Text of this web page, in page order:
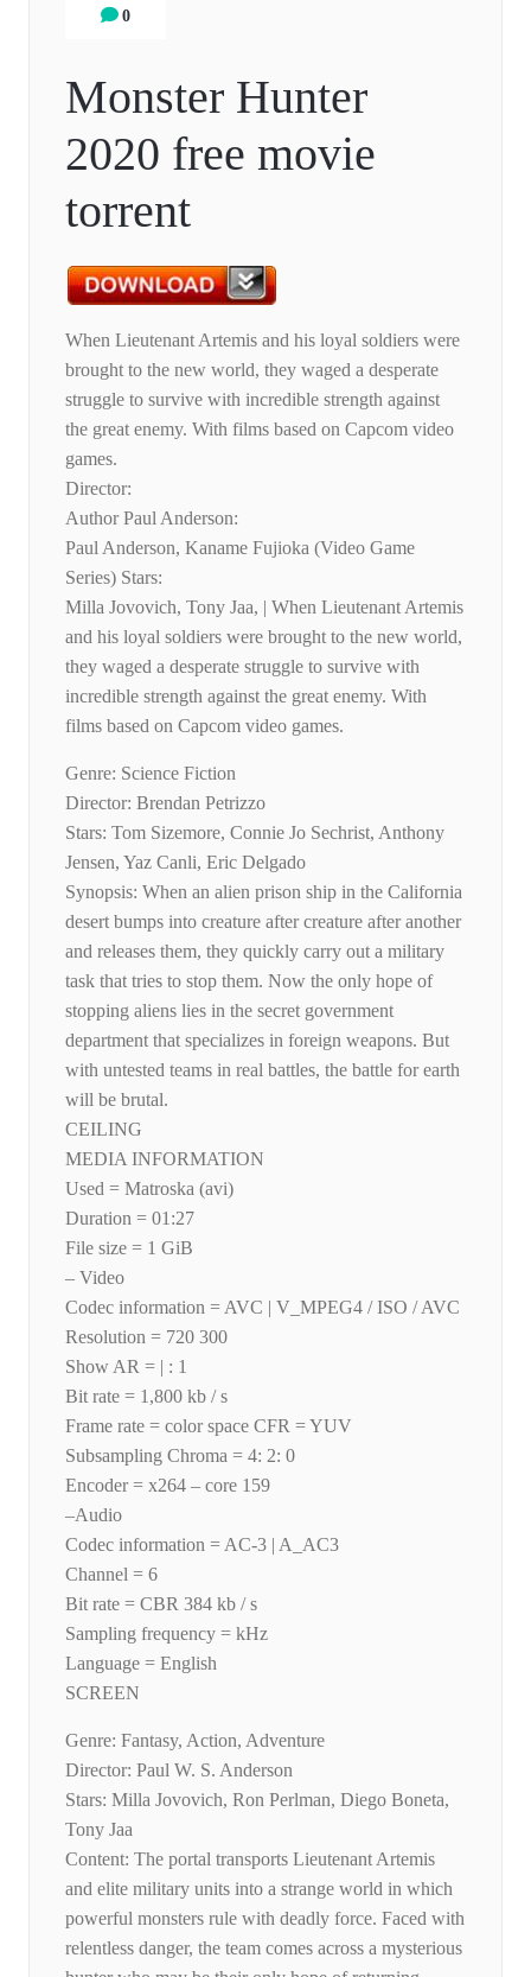
0
Monster Hunter
2020 free movie
torrent
When Lieutenant Artemis and his loyal soldiers were
brought to the new world, they waged a desperate
struggle to survive with incredible strength against
the great enemy. With films based on Capcom video
games.
Director:
Author Paul Anderson:
Paul Anderson, Kaname Fujioka (Video Game
Series) Stars:
Milla Jovovich, Tony Jaa, | When Lieutenant Artemis
and his loyal soldiers were brought to the new world,
they waged a desperate struggle to survive with
incredible strength against the great enemy. With
films based on Capcom video games.
Genre: Science Fiction
Director: Brendan Petrizzo
Stars: Tom Sizemore, Connie Jo Sechrist, Anthony
Jensen, Yaz Canli, Eric Delgado
Synopsis: When an alien prison ship in the California
desert bumps into creature after creature after another
and releases them, they quickly carry out a military
task that tries to stop them. Now the only hope of
stopping aliens lies in the secret government
department that specializes in foreign weapons. But
with untested teams in real battles, the battle for earth
will be brutal.
CEILING
MEDIA INFORMATION
Used = Matroska (avi)
Duration = 01:27
File size = 1 GiB
– Video
Codec information = AVC | V_MPEG4 / ISO / AVC
Resolution = 720 300
Show AR = | : 1
Bit rate = 1,800 kb / s
Frame rate = color space CFR = YUV
Subsampling Chroma = 4: 2: 0
Encoder = x264 – core 159
–Audio
Codec information = AC-3 | A_AC3
Channel = 6
Bit rate = CBR 384 kb / s
Sampling frequency = kHz
Language = English
SCREEN
Genre: Fantasy, Action, Adventure
Director: Paul W. S. Anderson
Stars: Milla Jovovich, Ron Perlman, Diego Boneta,
Tony Jaa
Content: The portal transports Lieutenant Artemis
and elite military units into a strange world in which
powerful monsters rule with deadly force. Faced with
relentless danger, the team comes across a mysterious